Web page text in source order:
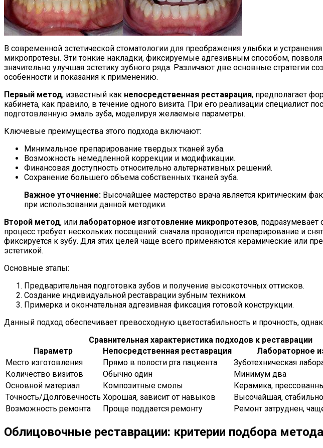
В современной эстетической стоматологии для преображения улыбки и
микропротезы. Эти тонкие накладки, фиксируемые адгезивным способом,
значительно улучшая эстетику зубного ряда. Различают две основные
особенности и показания к применению.
Первый метод, известный как непосредственная реставрация, предполагает
кабинета, как правило, в течение одного визита. При его реализации
подготовленную эмаль зуба, моделируя желаемые параметры.
Ключевые преимущества этого подхода включают:
Минимальное препарирование твердых тканей зуба.
Возможность немедленной коррекции и модификации.
Финансовая доступность относительно альтернативных решений.
Сохранение большего объема собственных тканей зуба.
Важное уточнение: Высочайшее мастерство врача является критическим
при использовании данной методики.
Второй метод, или лабораторное изготовление микропротезов, подразумевает
процесс требует нескольких посещений: сначала проводится препарирование и
фиксируется к зубу. Для этих целей чаще всего применяются керамические или
эстетикой.
Основные этапы:
Предварительная подготовка зубов и получение высокоточных оттисков.
Создание индивидуальной реставрации зубным техником.
Примерка и окончательная адгезивная фиксация готовой конструкции.
Данный подход обеспечивает превосходную цветостабильность и прочность,
Сравнительная характеристика подходов к реставрации
Параметр
Непосредственная реставрация
Лабораторное
Место изготовления
Прямо в полости рта пациента
Зуботехническая
Количество визитов
Обычно один
Минимум два
Основной материал
Композитные смолы
Керамика,
Точность/Долговечность Хорошая, зависит от навыков
Высочайшая,
Возможность ремонта
Проще поддается ремонту Ремонт затруднен,
Облицовочные реставрации: критерии подбора метода